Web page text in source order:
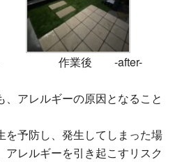
作業後 -after-
アレルギーの原因となること
を予防し、発生してしまった場
レルギーを引き起こすリスク